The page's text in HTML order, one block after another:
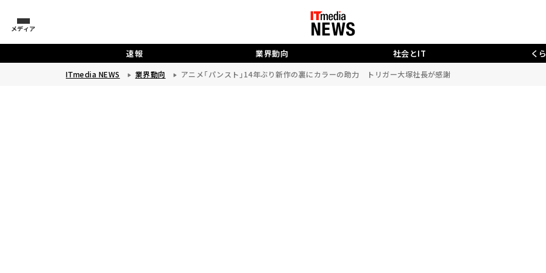
メディア
速報 業界動向 社会とIT く
ITmedia NEWS 業界動向 アニメ「パンスト」14年ぶり新作の裏にカラーの助力 トリガー大塚社長が感謝